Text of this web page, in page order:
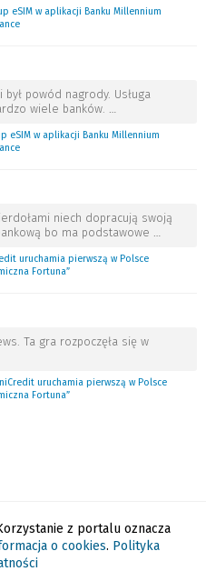
eSIM w aplikacji Banku Millennium
był powód nagrody. Usługa
wiele banków. …
eSIM w aplikacji Banku Millennium
niech dopracują swoją
bo ma podstawowe …
uruchamia pierwszą w Polsce
Fortuna”
Ta gra rozpoczęła się w
uruchamia pierwszą w Polsce
Fortuna”
z portalu oznacza
o cookies. Polityka